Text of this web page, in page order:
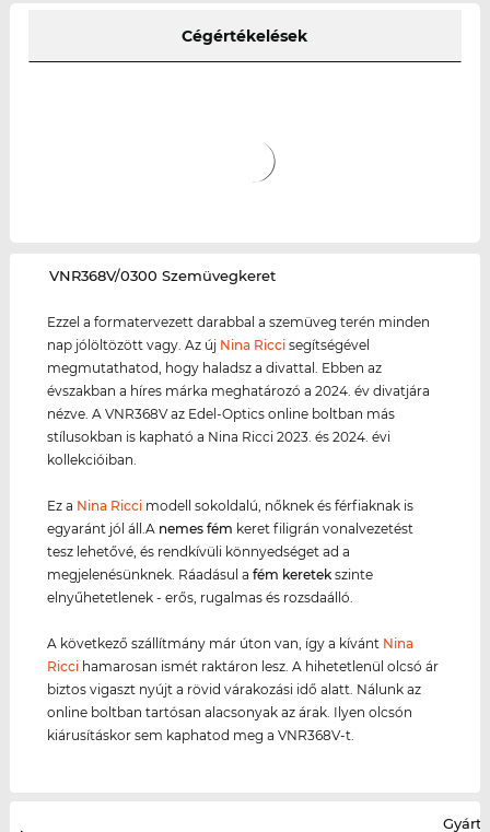
Cégértékelések
‌VNR368V/0300 Szemüvegkeret
Ezzel a formatervezett darabbal a szemüveg terén minden
nap jólöltözött vagy. Az új Nina Ricci segítségével
megmutathatod, hogy haladsz a divattal. Ebben az
évszakban a híres márka meghatározó a 2024. év divatjára
nézve. A VNR368V az Edel-Optics online boltban más
stílusokban is kapható a Nina Ricci 2023. és 2024. évi
kollekcióiban.
Ez a Nina Ricci modell sokoldalú, nőknek és férfiaknak is
egyaránt jól áll.A nemes fém keret filigrán vonalvezetést
tesz lehetővé, és rendkívüli könnyedséget ad a
megjelenésünknek. Ráadásul afém keretek szinte
elnyűhetetlenek - erős, rugalmas és rozsdaálló.
A következő szállítmány már úton van, így a kívánt Nina
Ricci hamarosan ismét raktáron lesz. A hihetetlenül olcsó ár
biztos vigaszt nyújt a rövid várakozási idő alatt. Nálunk az
online boltban tartósan alacsonyak az árak. Ilyen olcsón
kiárusításkor sem kaphatod meg a VNR368V-t.